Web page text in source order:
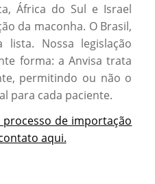
África do Sul e Israel
da maconha. O Brasil,
Nossa legislação
forma: a Anvisa trata
permitindo ou não o
para cada paciente.
de importação
aqui.